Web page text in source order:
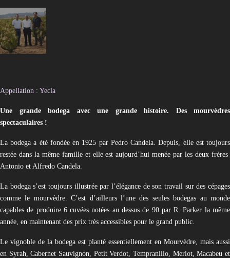
Appellation : Yecla
Une grande bodega avec une grande histoire. Des mourvèdres
spectaculaires !
La bodega a été fondée en 1925 par Pedro Candela. Depuis, elle est toujours
restée dans la même famille et elle est aujourd’hui menée par les deux frères
Antonio et Alfredo Candela.
La bodega s’est toujours illustrée par l’élégance de son travail sur des cépages
comme le mourvèdre. C’est d’ailleurs l’une des seules bodegas au monde
capables de produire 6 cuvées notées au dessus de 90 par R. Parker la même
année, en maintenant des prix très accessibles pour le grand public.
Le vignoble de la bodega est planté essentiellement en Mourvèdre, mais aussi
en Syrah, Cabernet Sauvignon, Petit Verdot, Tempranillo, Merlot, Macabeu et